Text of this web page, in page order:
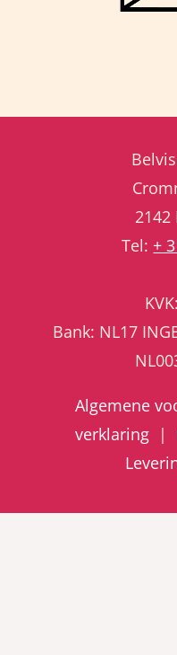
2142
Tel: +
Bank: NL17
Algemene
verklaring |